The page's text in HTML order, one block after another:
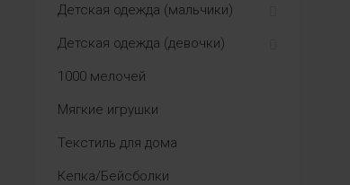
Детская одежда (мальчики)
Детская одежда (девочки)
1000 мелочей
Мягкие игрушки
Текстиль для дома
Кепка/Бейсболки